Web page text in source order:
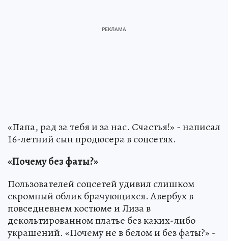
«Папа, рад за тебя и за нас. Счастья!» - написал
16-летний сын продюсера в соцсетях.
«Почему без фаты?»
Пользователей соцсетей удивил слишком
скромный облик брачующихся. Авербух в
повседневнем костюме и Лиза в
декольтированном платье без каких-либо
украшений. «Почему не в белом и без фаты?» -